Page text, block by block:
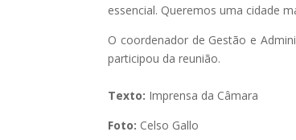
essencial. Queremos uma cidade
O coordenador de Gestão e
participou da reunião.
Texto: Imprensa da Câmara
Foto: Celso Gallo